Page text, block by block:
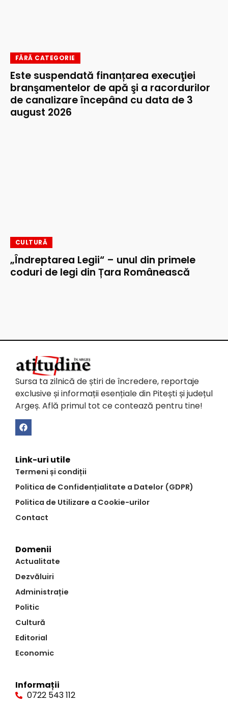
FĂRĂ CATEGORIE
Este suspendată finanțarea execuţiei
branşamentelor de apă şi a racordurilor
de canalizare începând cu data de 3
august 2026
CULTURĂ
„Îndreptarea Legii“ – unul din primele
coduri de legi din Țara Românească
Sursa ta zilnică de știri de încredere, reportaje
exclusive și informații esențiale din Pitești și județul
Argeș. Află primul tot ce contează pentru tine!
Link-uri utile
Termeni și condiții
Politica de Confidențialitate a Datelor (GDPR)
Politica de Utilizare a Cookie-urilor
Contact
Domenii
Actualitate
Dezvăluiri
Administrație
Politic
Cultură
Editorial
Economic
Informații
0722 543 112